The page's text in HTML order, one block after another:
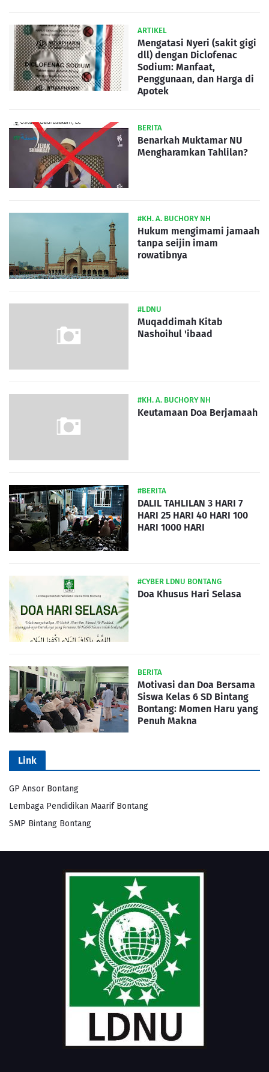
ARTIKEL
Mengatasi Nyeri (sakit gigi
dll) dengan Diclofenac
Sodium: Manfaat,
Penggunaan, dan Harga di
Apotek
BERITA
Benarkah Muktamar NU
Mengharamkan Tahlilan?
#KH. A. BUCHORY NH
Hukum mengimami jamaah
tanpa seijin imam
rowatibnya
#LDNU
Muqaddimah Kitab
Nashoihul 'ibaad
#KH. A. BUCHORY NH
Keutamaan Doa Berjamaah
#BERITA
DALIL TAHLILAN 3 HARI 7
HARI 25 HARI 40 HARI 100
HARI 1000 HARI
#CYBER LDNU BONTANG
Doa Khusus Hari Selasa
BERITA
Motivasi dan Doa Bersama
Siswa Kelas 6 SD Bintang
Bontang: Momen Haru yang
Penuh Makna
Link
GP Ansor Bontang
Lembaga Pendidikan Maarif Bontang
SMP Bintang Bontang